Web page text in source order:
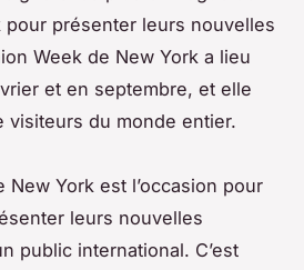
pour présenter leurs nouvelles
Week de New York a lieu
et en septembre, et elle
visiteurs du monde entier.
New York est l’occasion pour
leurs nouvelles
public international. C’est